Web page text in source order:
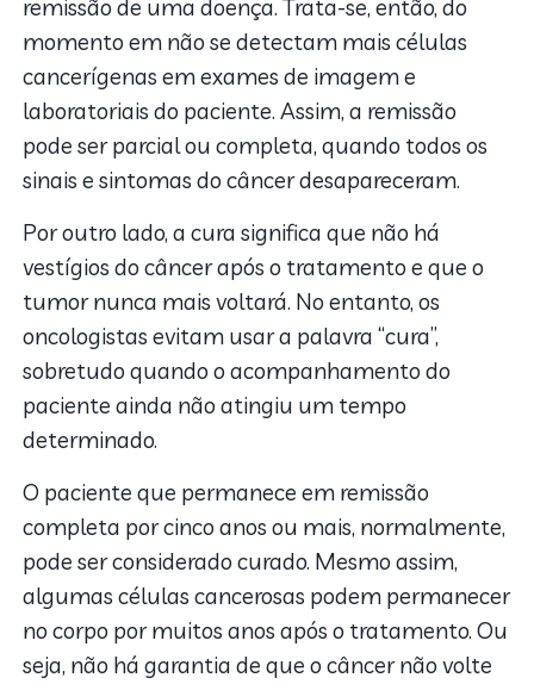
remissão de uma doença. Trata-se, então, do
momento em não se detectam mais células
cancerígenas em exames de imagem e
laboratoriais do paciente. Assim, a remissão
pode ser parcial ou completa, quando todos os
sinais e sintomas do câncer desapareceram.
Por outro lado, a cura significa que não há
vestígios do câncer após o tratamento e que o
tumor nunca mais voltará. No entanto, os
oncologistas evitam usar a palavra “cura”,
sobretudo quando o acompanhamento do
paciente ainda não atingiu um tempo
determinado.
O paciente que permanece em remissão
completa por cinco anos ou mais, normalmente,
pode ser considerado curado. Mesmo assim,
algumas células cancerosas podem permanecer
no corpo por muitos anos após o tratamento. Ou
seja, não há garantia de que o câncer não volte